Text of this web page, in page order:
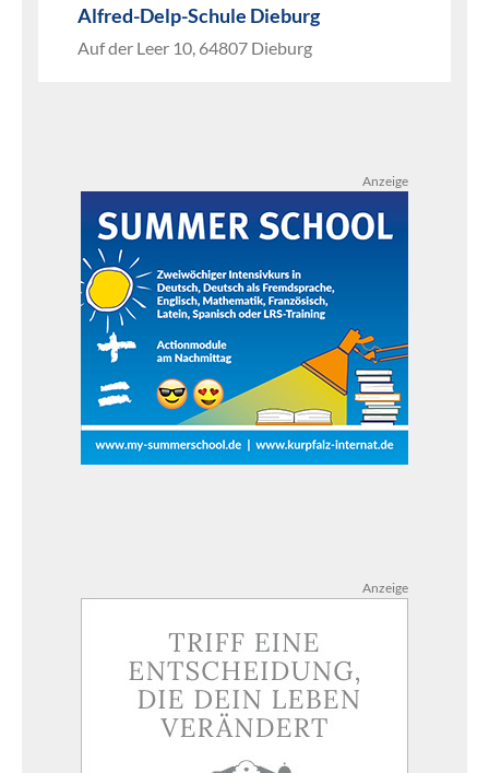
Alfred-Delp-Schule Dieburg
Auf der Leer 10, 64807 Dieburg
Anzeige
Anzeige